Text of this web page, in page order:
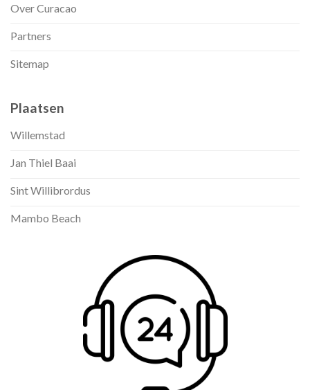
Over Curacao
Partners
Sitemap
Plaatsen
Willemstad
Jan Thiel Baai
Sint Willibrordus
Mambo Beach